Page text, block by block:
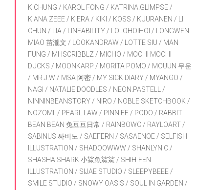
K.CHUNG / KAROL FONG / KATRINA.GLIMPSE /
KIANA ZEEE / KIERA / KIKI / KOSS / KUURANEN / LI
CHUN / LIA / LINEABILITY / LOLOHOIHOI / LONGWEN
MIAO 苗瀧文 / LOOKANDRAW / LOTTE SIU / MAN
FUNG / MHSCRIBBLZ / MICHO / MOCHI MOCHI
DUCKS / MOONKARP / MORITA POMO / MOUUN 무운
/ MR.J.W / MSA 阿密 / MY SICK DIARY / MYANGO /
NAGI / NATALIE DOODLES / NEON.PASTELL /
NINNINBEANSTORY / NIRO / NOBLE SKETCHBOOK /
NOZOMII / PEARL LAW / PINNIEE / PODO / RABBIT
BEAN BEAN 兔豆豆日常 / RAINBOWC / RAYLOART /
SABINUS 싸비노 / SAEFERN / SASAENOE / SELFISH
ILLUSTRATION / SHADOOWWW / SHANLYN C /
SHASHA SHARK 小鯊魚鯊鯊 / SHIH-FEN
ILLUSTRATION / SIJAE STUDIO / SLEEPYBEEE /
SMILE STUDIO / SNOWY OASIS / SOUL IN GARDEN /